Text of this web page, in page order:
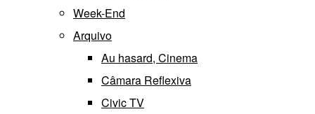
Week-End
Arquivo
Au hasard, Cinema
Câmara Reflexiva
Civic TV